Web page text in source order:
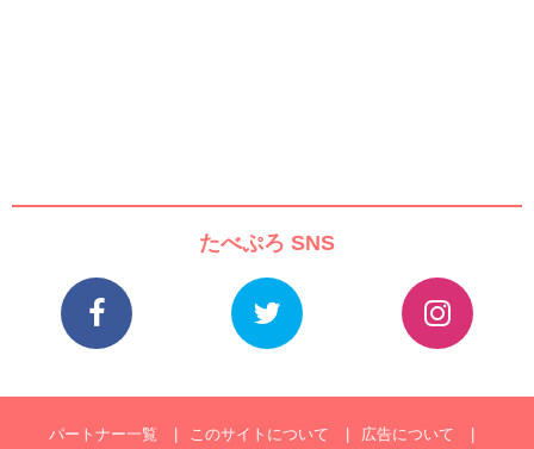
たべぷろ SNS
パートナー一覧 このサイトについて 広告について